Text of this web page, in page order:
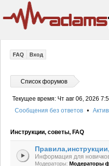
FAQ Вход
Список форумов
Текущее время: Чт авг 06, 2026
Сообщения без ответов •
Инструкции, советы, FAQ
Информация для
Модераторы: Модераторы